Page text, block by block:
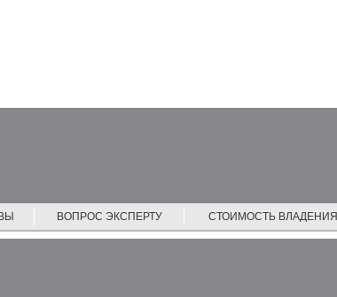
ВОПРОС ЭКСПЕРТУ СТОИМОСТЬ ВЛАДЕНИЯ